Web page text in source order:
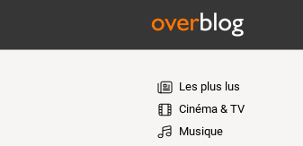
Les plus lus
Cinéma & TV
Musique